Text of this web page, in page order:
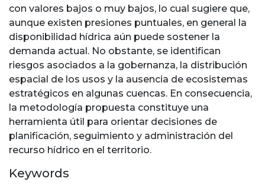
con valores bajos o muy bajos, lo cual sugiere que,
aunque existen presiones puntuales, en general la
disponibilidad hídrica aún puede sostener la
demanda actual. No obstante, se identifican
riesgos asociados a la gobernanza, la distribución
espacial de los usos y la ausencia de ecosistemas
estratégicos en algunas cuencas. En consecuencia,
la metodología propuesta constituye una
herramienta útil para orientar decisiones de
planificación, seguimiento y administración del
recurso hídrico en el territorio.
Keywords